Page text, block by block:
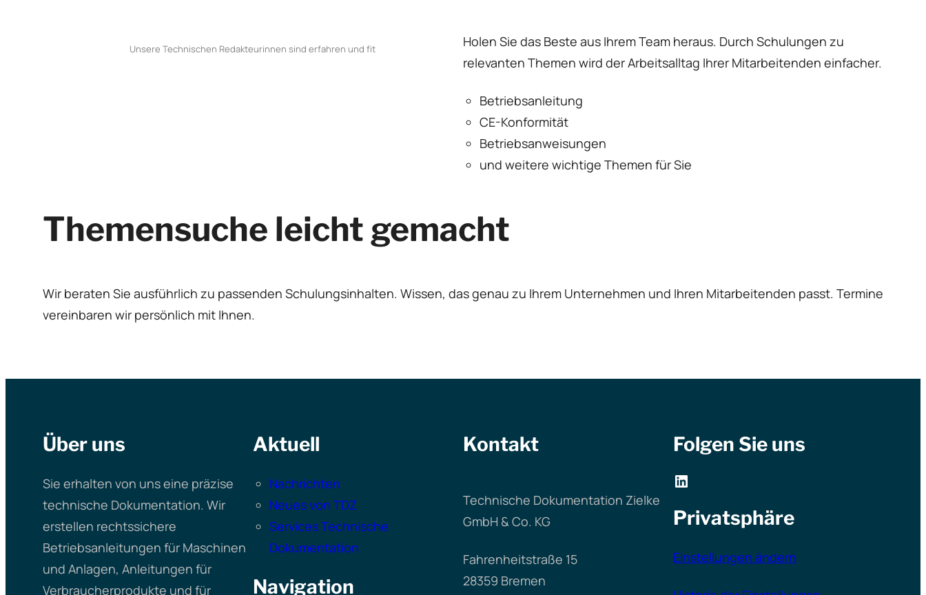
Unsere Technischen Redakteurinnen sind erfahren und fit
Holen Sie das Beste aus Ihrem Team heraus. Durch Schulungen zu
relevanten Themen wird der Arbeitsalltag Ihrer Mitarbeitenden einfacher.
Betriebsanleitung
CE-Konformität
Betriebsanweisungen
und weitere wichtige Themen für Sie
Themensuche leicht gemacht
Wir beraten Sie ausführlich zu passenden Schulungsinhalten. Wissen, das genau zu Ihrem Unternehmen und Ihren Mitarbeitenden passt. Termine
vereinbaren wir persönlich mit Ihnen.
Über uns
Sie erhalten von uns eine präzise
technische Dokumentation. Wir
erstellen rechtssichere
Betriebsanleitungen für Maschinen
und Anlagen, Anleitungen für
Verbraucherprodukte und für
Aktuell
Nachrichten
Neues von TDZ
Services Technische
Dokumentation
Navigation
Kontakt
Technische Dokumentation Zielke
GmbH & Co. KG
Fahrenheitstraße 15
28359 Bremen
Folgen Sie uns
LinkedIn
Privatsphäre
Einstellungen ändern